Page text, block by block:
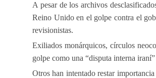
A pesar de los archivos
Reino Unido en el golpe contra el
revisionistas.
Exiliados monárquicos, círculos
golpe como una “disputa interna
Otros han intentado restar